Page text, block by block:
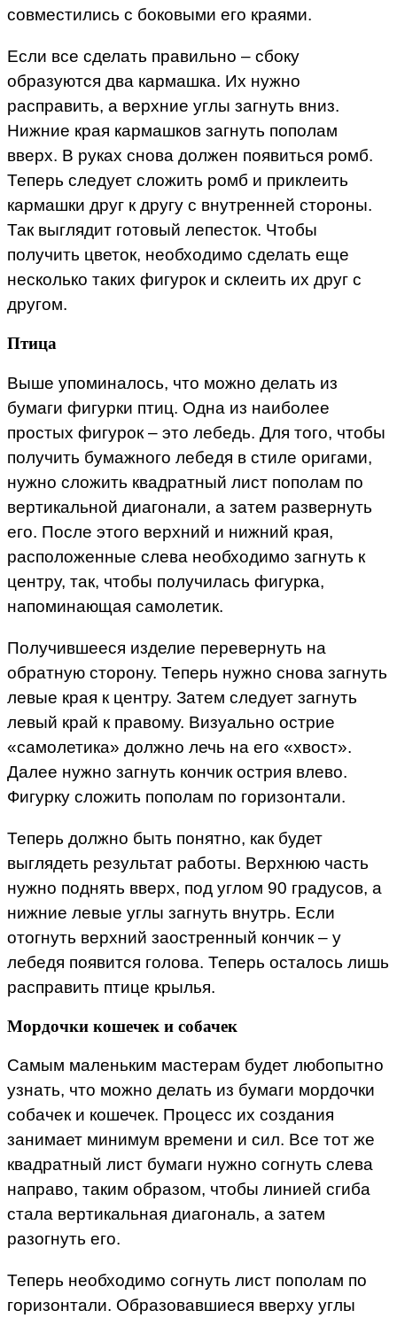
совместились с боковыми его краями.
Если все сделать правильно – сбоку
образуются два кармашка. Их нужно
расправить, а верхние углы загнуть вниз.
Нижние края кармашков загнуть пополам
вверх. В руках снова должен появиться ромб.
Теперь следует сложить ромб и приклеить
кармашки друг к другу с внутренней стороны.
Так выглядит готовый лепесток. Чтобы
получить цветок, необходимо сделать еще
несколько таких фигурок и склеить их друг с
другом.
Птица
Выше упоминалось, что можно делать из
бумаги фигурки птиц. Одна из наиболее
простых фигурок – это лебедь. Для того, чтобы
получить бумажного лебедя в стиле оригами,
нужно сложить квадратный лист пополам по
вертикальной диагонали, а затем развернуть
его. После этого верхний и нижний края,
расположенные слева необходимо загнуть к
центру, так, чтобы получилась фигурка,
напоминающая самолетик.
Получившееся изделие перевернуть на
обратную сторону. Теперь нужно снова загнуть
левые края к центру. Затем следует загнуть
левый край к правому. Визуально острие
«самолетика» должно лечь на его «хвост».
Далее нужно загнуть кончик острия влево.
Фигурку сложить пополам по горизонтали.
Теперь должно быть понятно, как будет
выглядеть результат работы. Верхнюю часть
нужно поднять вверх, под углом 90 градусов, а
нижние левые углы загнуть внутрь. Если
отогнуть верхний заостренный кончик – у
лебедя появится голова. Теперь осталось лишь
расправить птице крылья.
Мордочки кошечек и собачек
Самым маленьким мастерам будет любопытно
узнать, что можно делать из бумаги мордочки
собачек и кошечек. Процесс их создания
занимает минимум времени и сил. Все тот же
квадратный лист бумаги нужно согнуть слева
направо, таким образом, чтобы линией сгиба
стала вертикальная диагональ, а затем
разогнуть его.
Теперь необходимо согнуть лист пополам по
горизонтали. Образовавшиеся вверху углы